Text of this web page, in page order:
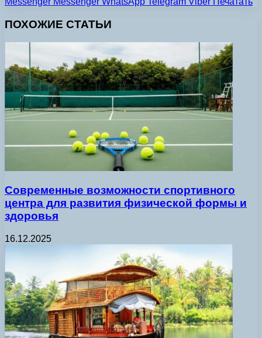
ПОХОЖИЕ СТАТЬИ
Современные возможности спортивного
центра для развития физической формы и
здоровья
16.12.2025